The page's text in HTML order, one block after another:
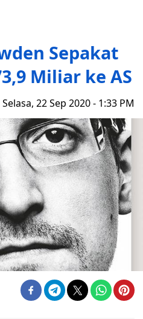
Sepakat
Miliar ke AS
Selasa, 22 Sep 2020 - 1:33 PM